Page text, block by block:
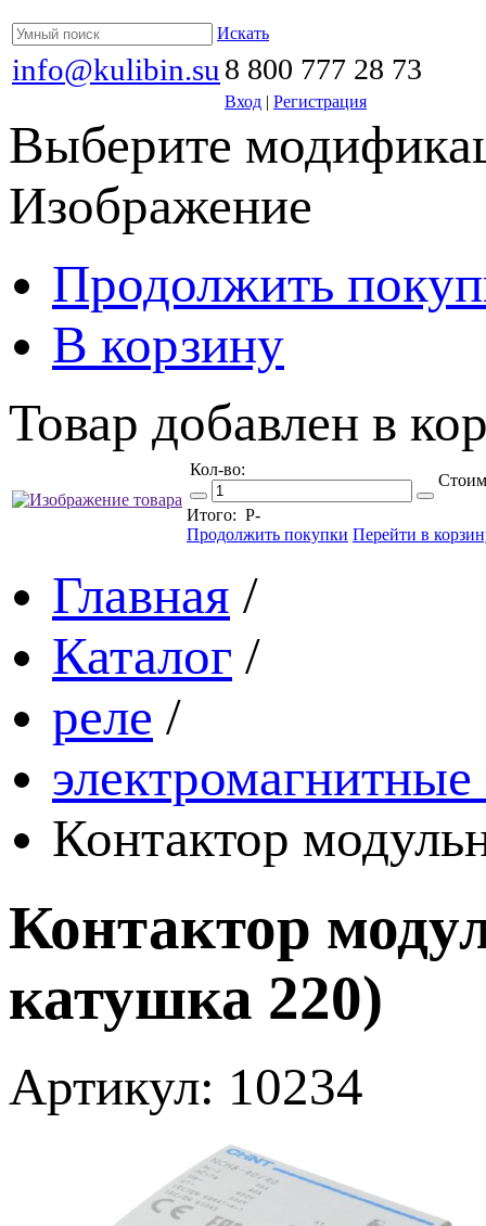
Искать
info@kulibin.su 8 800 777 28 73
Вход | Регистрация
Выберите
Изображение
Продолжить
В корзину
Товар добавлен в
Кол-во:
Итого: Р-
Продолжить покупки Перейти в
Главная /
Каталог /
реле /
электромагнитные
Контактор
Контактор
катушка 220)
Артикул: 10234